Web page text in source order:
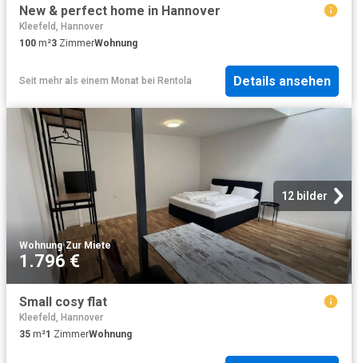
New & perfect home in Hannover
Kleefeld, Hannover
100 m²3 ZimmerWohnung
Seit mehr als einem Monat bei Rentola Details ansehen
12 bilder
Wohnung·Zur Miete
1.796 €
Small cosy flat
Kleefeld, Hannover
35 m²1 ZimmerWohnung